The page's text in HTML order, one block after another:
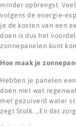
minder opbrengst.
volgens de energie-
je de kosten van een
doen is dus het
zonnepanelen kunt
Hoe maak je
Hebben je panelen
doen met wat
met gezuiverd water
zegt Stolk. ,,En dat